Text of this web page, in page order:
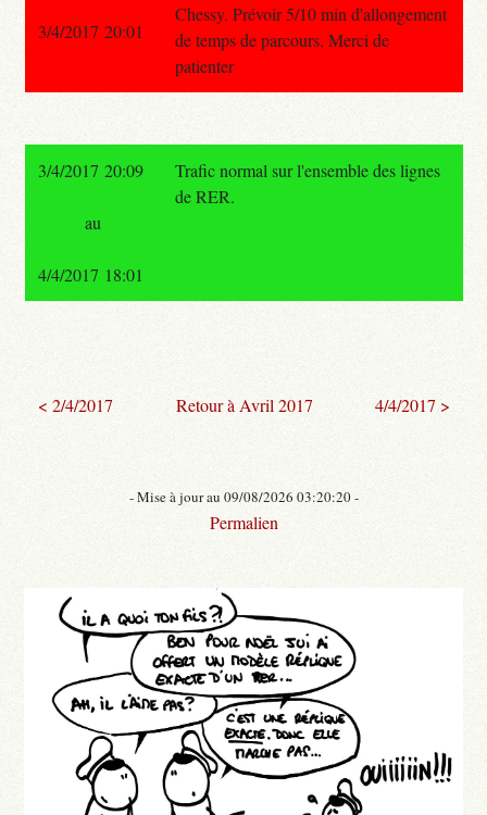
Chessy. Prévoir 5/10 min d'allongement
de temps de parcours. Merci de
patienter
3/4/2017 20:01
3/4/2017 20:09
Trafic normal sur l'ensemble des lignes
de RER.
au
4/4/2017 18:01
< 2/4/2017 Retour à Avril 2017 4/4/2017 >
- Mise à jour au 09/08/2026 03:20:20 -
Permalien